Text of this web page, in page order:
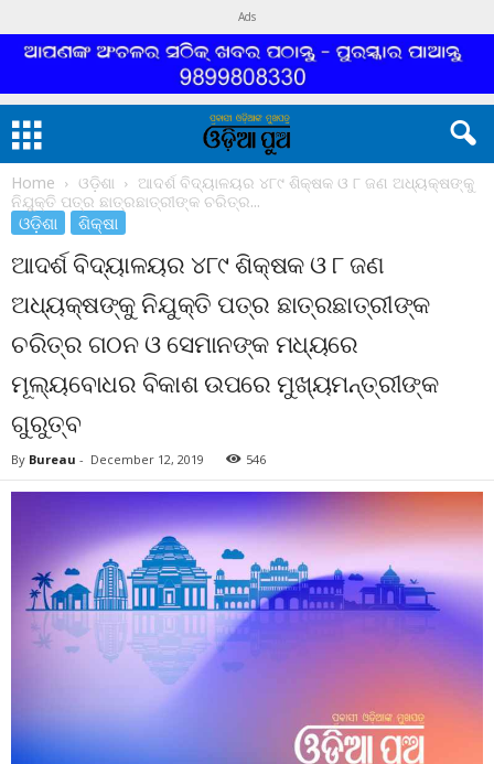
Ads
Home ଓଡ଼ିଶା
ଆଦର୍ଶ ବିଦ୍ୟାଳୟର ୪୮୯ ଶିକ୍ଷକ ଓ ୮ ଜଣ ଅଧ୍ୟକ୍ଷଙ୍କୁ
ନିଯୁକ୍ତି ପତ୍ର ଛାତ୍ରଛାତ୍ରୀଙ୍କ ଚରିତ୍ର...
ଓଡ଼ିଶା ଶିକ୍ଷା
ଆଦର୍ଶ ବିଦ୍ୟାଳୟର ୪୮୯ ଶିକ୍ଷକ ଓ ୮ ଜଣ
ଅଧ୍ୟକ୍ଷଙ୍କୁ ନିଯୁକ୍ତି ପତ୍ର ଛାତ୍ରଛାତ୍ରୀଙ୍କ
ଚରିତ୍ର ଗଠନ ଓ ସେମାନଙ୍କ ମଧ୍ୟରେ
ମୂଲ୍ୟବୋଧର ବିକାଶ ଉପରେ ମୁଖ୍ୟମନ୍ତ୍ରୀଙ୍କ
ଗୁରୁତ୍ବ
By Bureau - December 12, 2019 546